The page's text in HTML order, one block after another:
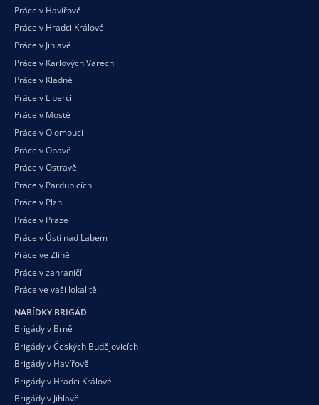
Práce v Havířově
Práce v Hradci Králové
Práce v Jihlavě
Práce v Karlových Varech
Práce v Kladně
Práce v Liberci
Práce v Mostě
Práce v Olomouci
Práce v Opavě
Práce v Ostravě
Práce v Pardubicích
Práce v Plzni
Práce v Praze
Práce v Ústí nad Labem
Práce ve Zlíně
Práce v zahraničí
Práce ve vaší lokalitě
NABÍDKY BRIGÁD
Brigády v Brně
Brigády v Českých Budějovicích
Brigády v Havířově
Brigády v Hradci Králové
Brigády v Jihlavě